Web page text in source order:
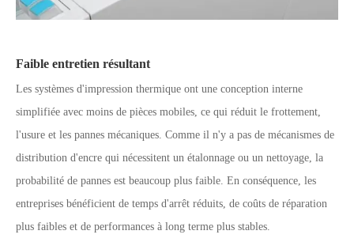
Faible entretien résultant
Les systèmes d'impression thermique ont une conception interne
simplifiée avec moins de pièces mobiles, ce qui réduit le frottement,
l'usure et les pannes mécaniques. Comme il n'y a pas de mécanismes de
distribution d'encre qui nécessitent un étalonnage ou un nettoyage, la
probabilité de pannes est beaucoup plus faible. En conséquence, les
entreprises bénéficient de temps d'arrêt réduits, de coûts de réparation
plus faibles et de performances à long terme plus stables.